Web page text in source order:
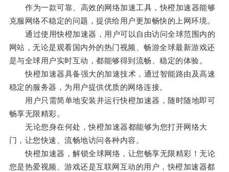
作为一款可靠、高效的网络加速工具，快橙加速器能够
克服网络不稳定的问题，提供给用户更加畅快的上网环境。
通过使用快橙加速器，用户可以自由访问全球范围内的
网站，无论是观看国内外的热门视频、畅游全球最新游戏还
是与全球用户实时互动，都能够得到流畅、稳定的体验。
快橙加速器具备强大的加速技术，通过智能路由及高速
稳定的服务器，为用户提供优质的网络连接。
用户只需简单地安装并运行快橙加速器，随时随地即可
畅享无限精彩。
无论您身在何处，快橙加速器都能够为您打开网络大
门，让您快速、流畅地访问各种内容。
快橙加速器，解锁全球网络，让您畅享无限精彩！无论
您是热爱视频、游戏还是互联网互动的用户，快橙加速器都